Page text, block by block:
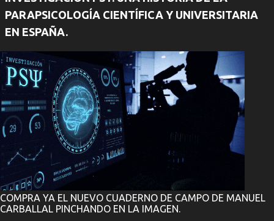
PARAPSICOLOGÍA CIENTÍFICA Y UNIVERSITARIA
EN ESPAÑA.
COMPRA YA EL NUEVO CUADERNO DE CAMPO DE MANUEL
CARBALLAL PINCHANDO EN LA IMAGEN.